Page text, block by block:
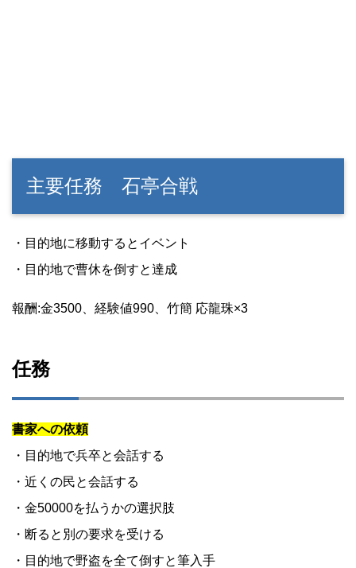
主要任務 石亭合戦
・目的地に移動するとイベント
・目的地で曹休を倒すと達成
報酬:金3500、経験値990、竹簡 応龍珠×3
任務
書家への依頼
・目的地で兵卒と会話する
・近くの民と会話する
・金50000を払うかの選択肢
・断ると別の要求を受ける
・目的地で野盗を全て倒すと筆入手